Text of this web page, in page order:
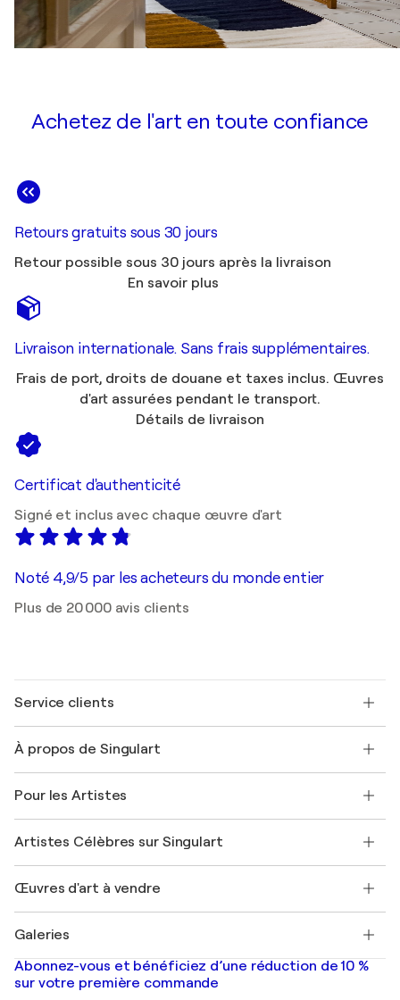
Achetez de l'art en toute confiance
Retours gratuits sous 30 jours
Retour possible sous 30 jours après la livraison
En savoir plus
Livraison internationale. Sans frais supplémentaires.
Frais de port, droits de douane et taxes inclus. Œuvres
d'art assurées pendant le transport.
Détails de livraison
Certificat d'authenticité
Signé et inclus avec chaque œuvre d'art
Noté 4,9/5 par les acheteurs du monde entier
Plus de 20 000 avis clients
Service clients
Expédition
Offrir une carte cadeau
Rejoignez notre programme commercial
Mon compte
+33 1 76 44 06 42
À propos de Singulart
FAQ
Magazine Singulart
Emplois
Découvrez une sélection d'art original
Pour les Artistes
Se connecter en tant qu'Artiste
Artistes Célèbres sur Singulart
Marc Chagall
Banksy
Mr. Brainwash
Shepard Fairey
Œuvres d'art à vendre
Tableaux abstraits à vendre
Peintures de paysage
Estampes
Galeries
Galeries d'art en France
Galeries d'art en Belgique
Abonnez-vous et bénéficiez d’une réduction de 10 %
sur votre première commande